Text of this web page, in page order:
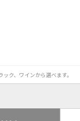
ク、ワインから選べます。